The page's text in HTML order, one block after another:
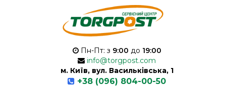
Пн-Пт: з 9:00 до 19:00
info@torgpost.com
м. Київ, вул. Васильківська, 1
+38 (096) 804-00-50